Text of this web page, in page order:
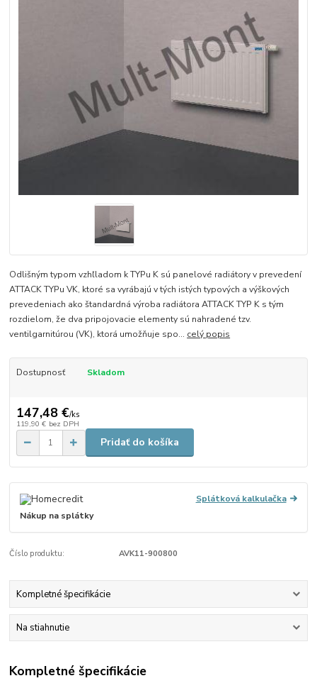
Odlišným typom vzhľladom k TYPu K sú panelové radiátory v prevedení
ATTACK TYPu VK, ktoré sa vyrábajú v tých istých typových a výškových
prevedeniach ako štandardná výroba radiátora ATTACK TYP K s tým
rozdielom, že dva pripojovacie elementy sú nahradené tzv.
ventilgarnitúrou (VK), ktorá umožňuje spo... celý popis
Dostupnosť Skladom
147,48 €/ks
119,90 € bez DPH
Pridať do košíka
Splátková kalkulačka
Nákup na splátky
Číslo produktu: AVK11-900800
Kompletné špecifikácie
Na stiahnutie
Kompletné špecifikácie